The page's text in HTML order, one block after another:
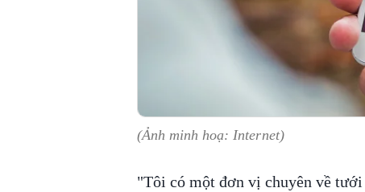
(Ảnh minh hoạ: Internet)
"Tôi có một đơn vị chuyên về tưới